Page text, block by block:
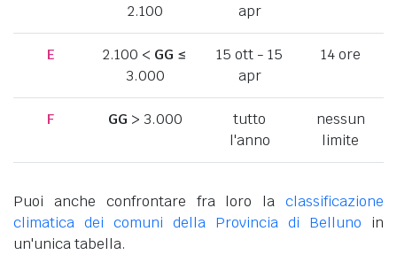
2.100
apr
E 2.100 < GG ≤
3.000
15 ott - 15
apr
14 ore
F GG > 3.000
tutto
l'anno
nessun
limite
Puoi anche confrontare fra loro la classificazione
climatica dei comuni della Provincia di Belluno in
un'unica tabella.